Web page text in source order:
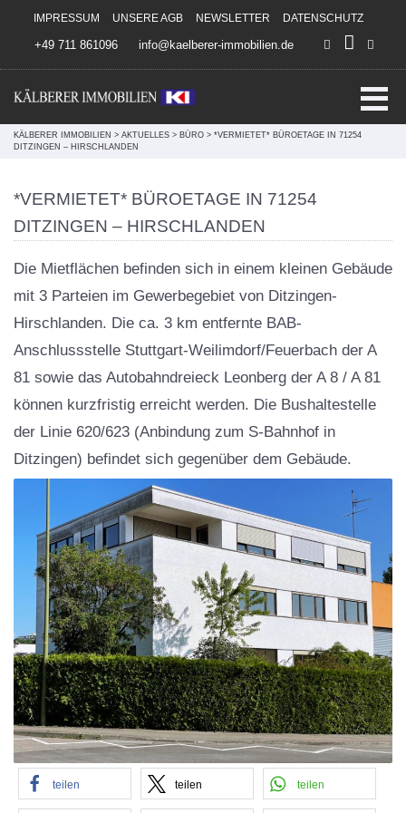
Direkt zum Inhalt springen
IMPRESSUM UNSERE AGB NEWSLETTER DATENSCHUTZ
+49 711 861096 info@kaelberer-immobilien.de
KÄLBERER IMMOBILIEN > AKTUELLES > BÜRO > *VERMIETET* BÜROETAGE IN 71254
DITZINGEN – HIRSCHLANDEN
*VERMIETET* BÜROETAGE IN 71254
DITZINGEN – HIRSCHLANDEN
Die Mietflächen befinden sich in einem kleinen Gebäude
mit 3 Parteien im Gewerbegebiet von Ditzingen-
Hirschlanden. Die ca. 3 km entfernte BAB-
Anschlussstelle Stuttgart-Weilimdorf/Feuerbach der A
81 sowie das Autobahndreieck Leonberg der A 8 / A 81
können kurzfristig erreicht werden. Die Bushaltestelle
der Linie 620/623 (Anbindung zum S-Bahnhof in
Ditzingen) befindet sich gegenüber dem Gebäude.
teilen teilen teilen